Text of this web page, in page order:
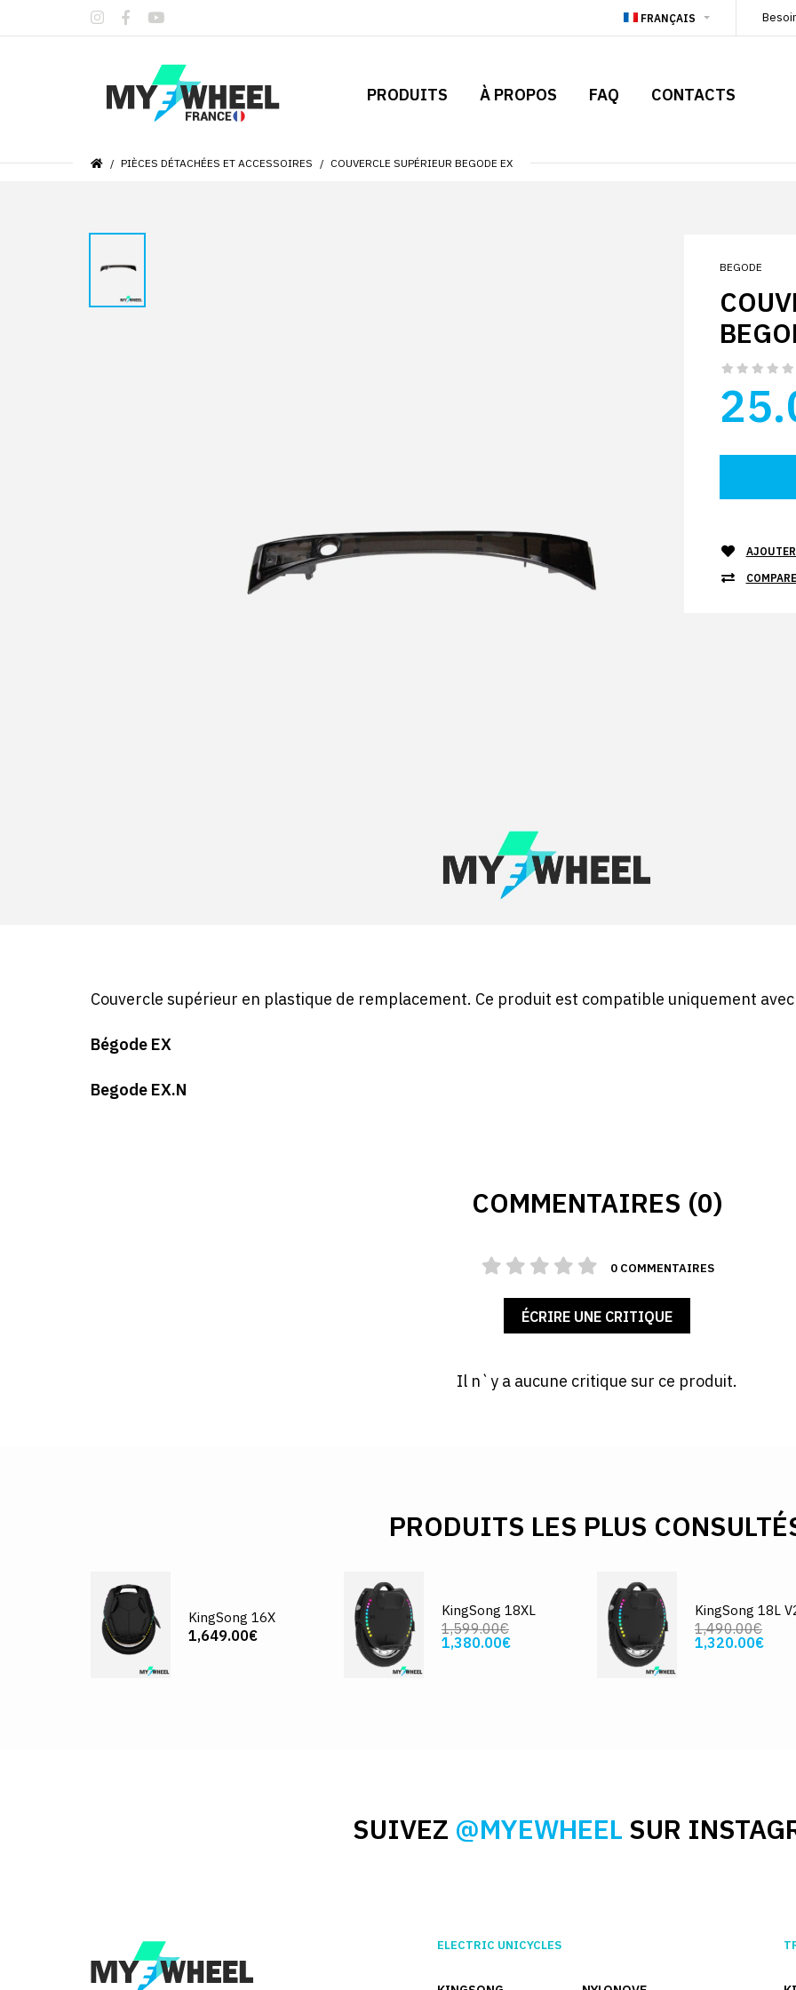
FRANÇAIS
PRODUITS À PROPOS FAQ CONTACTS
PIÈCES DÉTACHÉES ET ACCESSOIRES COUVERCLE SUPÉRIEUR BEGODE EX
BEGODE
Couvercle supérieur en plastique de remplacement. Ce produit est compatible uniquement
Bégode EX
Begode EX.N
COMMENTAIRES (0)
0 COMMENTAIRES
ÉCRIRE UNE CRITIQUE
Il n`y a aucune critique sur ce produit.
PRODUITS LES PLUS
KingSong 16X
1,649.00€
KingSong 18XL
1,599.00€
1,380.00€
KingSong 18L
1,490.00€
1,320.00€
SUIVEZ @MYEWHEEL SUR
ELECTRIC UNICYCLES